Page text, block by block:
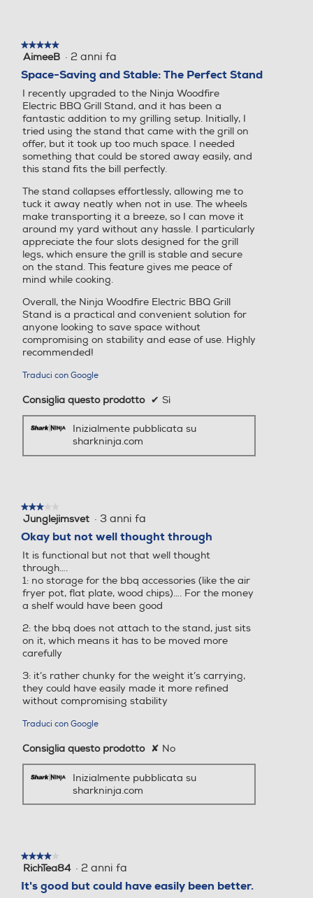
★★★★★
★★★★★
5
5
stelle.
AimeeB · 2 anni fa
Space-Saving and Stable: The Perfect Stand
I recently upgraded to the Ninja Woodfire
Electric BBQ Grill Stand, and it has been a
fantastic addition to my grilling setup. Initially, I
tried using the stand that came with the grill on
offer, but it took up too much space. I needed
something that could be stored away easily, and
this stand fits the bill perfectly.
The stand collapses effortlessly, allowing me to
tuck it away neatly when not in use. The wheels
make transporting it a breeze, so I can move it
around my yard without any hassle. I particularly
appreciate the four slots designed for the grill
legs, which ensure the grill is stable and secure
on the stand. This feature gives me peace of
mind while cooking.
Overall, the Ninja Woodfire Electric BBQ Grill
Stand is a practical and convenient solution for
anyone looking to save space without
compromising on stability and ease of use. Highly
recommended!
Traduci con Google
Consiglia questo prodotto ✔ Sì
Inizialmente pubblicata su
sharkninja.com
★★★★★
★★★★★
3
stelle.
Junglejimsvet · 3 anni fa
Okay but not well thought through
It is functional but not that well thought
through….
1: no storage for the bbq accessories (like the air
fryer pot, flat plate, wood chips)…. For the money
a shelf would have been good
2: the bbq does not attach to the stand, just sits
on it, which means it has to be moved more
carefully
3: it’s rather chunky for the weight it’s carrying,
they could have easily made it more refined
without compromising stability
Traduci con Google
Consiglia questo prodotto ✘ No
Inizialmente pubblicata su
sharkninja.com
★★★★★
★★★★★
4
5
RichTea84 · 2 anni fa
It's good but could have easily been better.